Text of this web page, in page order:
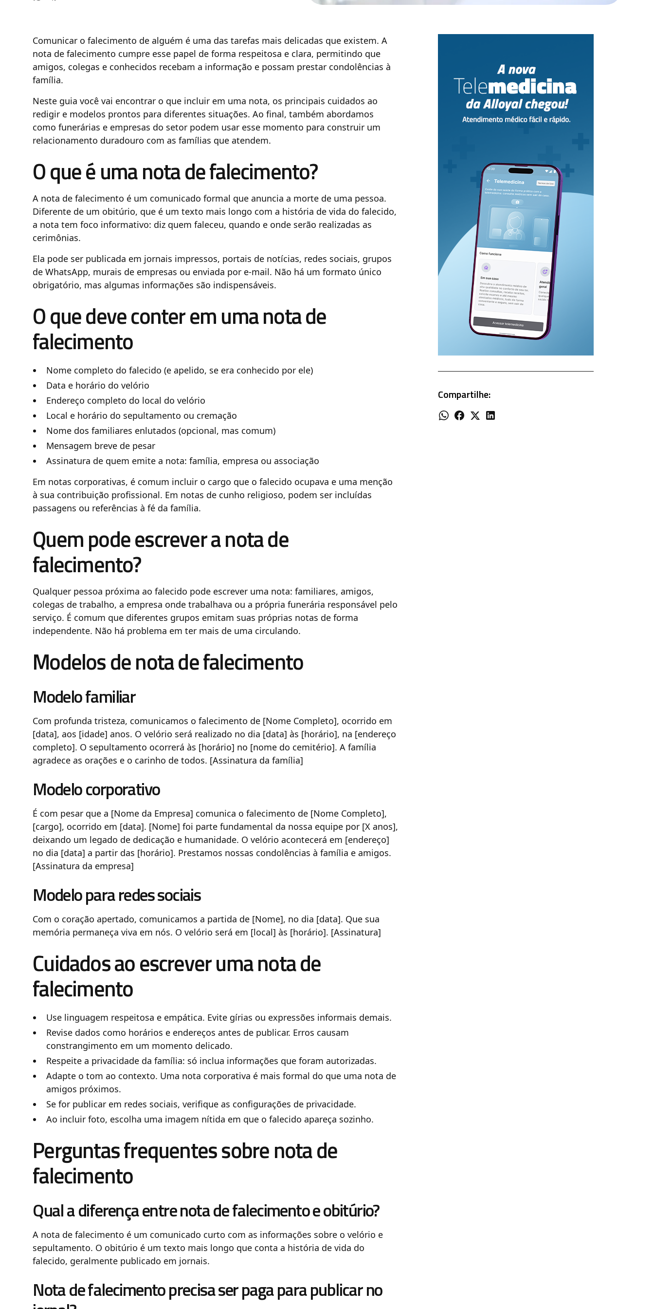
Comunicar o falecimento de alguém é uma das tarefas mais delicadas que existem. A
nota de falecimento cumpre esse papel de forma respeitosa e clara, permitindo que
amigos, colegas e conhecidos recebam a informação e possam prestar condolências à
família.
Neste guia você vai encontrar o que incluir em uma nota, os principais cuidados ao
redigir e modelos prontos para diferentes situações. Ao final, também abordamos
como funerárias e empresas do setor podem usar esse momento para construir um
relacionamento duradouro com as famílias que atendem.
O que é uma nota de falecimento?
A nota de falecimento é um comunicado formal que anuncia a morte de uma pessoa.
Diferente de um obitúrio, que é um texto mais longo com a história de vida do falecido,
a nota tem foco informativo: diz quem faleceu, quando e onde serão realizadas as
cerimônias.
Ela pode ser publicada em jornais impressos, portais de notícias, redes sociais, grupos
de WhatsApp, murais de empresas ou enviada por e-mail. Não há um formato único
obrigatório, mas algumas informações são indispensáveis.
O que deve conter em uma nota de
falecimento
Nome completo do falecido (e apelido, se era conhecido por ele)
Data e horário do velório
Endereço completo do local do velório
Local e horário do sepultamento ou cremação
Nome dos familiares enlutados (opcional, mas comum)
Mensagem breve de pesar
Assinatura de quem emite a nota: família, empresa ou associação
Em notas corporativas, é comum incluir o cargo que o falecido ocupava e uma menção
à sua contribuição profissional. Em notas de cunho religioso, podem ser incluídas
passagens ou referências à fé da família.
Quem pode escrever a nota de
falecimento?
Qualquer pessoa próxima ao falecido pode escrever uma nota: familiares, amigos,
colegas de trabalho, a empresa onde trabalhava ou a própria funerária responsável pelo
serviço. É comum que diferentes grupos emitam suas próprias notas de forma
independente. Não há problema em ter mais de uma circulando.
Modelos de nota de falecimento
Modelo familiar
Com profunda tristeza, comunicamos o falecimento de [Nome Completo], ocorrido em
[data], aos [idade] anos. O velório será realizado no dia [data] às [horário], na [endereço
completo]. O sepultamento ocorrerá às [horário] no [nome do cemitério]. A família
agradece as orações e o carinho de todos. [Assinatura da família]
Modelo corporativo
É com pesar que a [Nome da Empresa] comunica o falecimento de [Nome Completo],
[cargo], ocorrido em [data]. [Nome] foi parte fundamental da nossa equipe por [X anos],
deixando um legado de dedicação e humanidade. O velório acontecerá em [endereço]
no dia [data] a partir das [horário]. Prestamos nossas condolências à família e amigos.
[Assinatura da empresa]
Modelo para redes sociais
Com o coração apertado, comunicamos a partida de [Nome], no dia [data]. Que sua
memória permaneça viva em nós. O velório será em [local] às [horário]. [Assinatura]
Cuidados ao escrever uma nota de
falecimento
Use linguagem respeitosa e empática. Evite gírias ou expressões informais demais.
Revise dados como horários e endereços antes de publicar. Erros causam
constrangimento em um momento delicado.
Respeite a privacidade da família: só inclua informações que foram autorizadas.
Adapte o tom ao contexto. Uma nota corporativa é mais formal do que uma nota de
amigos próximos.
Se for publicar em redes sociais, verifique as configurações de privacidade.
Ao incluir foto, escolha uma imagem nítida em que o falecido apareça sozinho.
Perguntas frequentes sobre nota de
falecimento
Qual a diferença entre nota de falecimento e obitúrio?
A nota de falecimento é um comunicado curto com as informações sobre o velório e
sepultamento. O obitúrio é um texto mais longo que conta a história de vida do
falecido, geralmente publicado em jornais.
Nota de falecimento precisa ser paga para publicar no
Compartilhe: